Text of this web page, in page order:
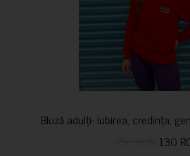
Bluză adulți- iubirea, credința,
130